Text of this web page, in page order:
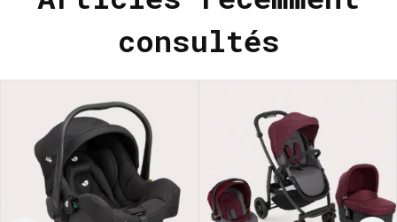
consultés